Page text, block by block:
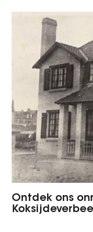
Ontdek ons